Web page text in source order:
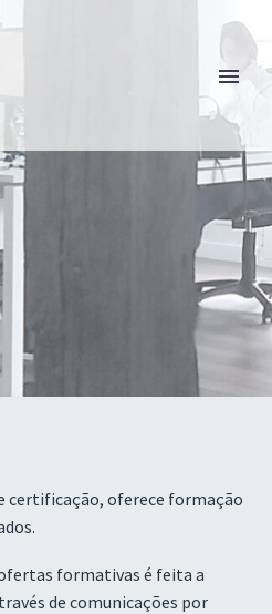
certificação, oferece formação
formativas é feita a
de comunicações por